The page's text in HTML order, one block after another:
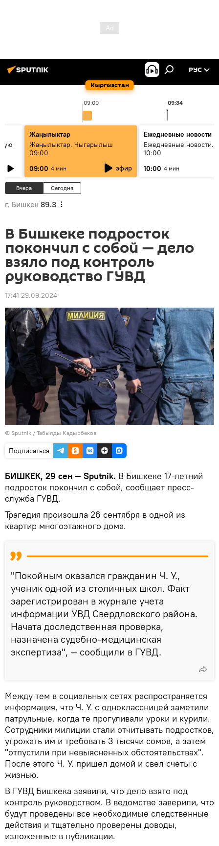
Кыргызстан
РУС
09:00 09:34
Жаңылыктар
Жаңылыктар. Чыгарылыш
09:00
09:00 4 мин эфир
Ежедневные новости
Ежедневные новости.
10:00
10:00 4 мин
Вчера Сегодня
г. Бишкек 89.3
В Бишкеке подросток
покончил с собой — дело
взяло под контроль
руководство ГУВД
17:41 29.09.2024
© Sputnik / Табылды Кадырбеков
Подписаться
БИШКЕК, 29 сен — Sputnik. В Бишкеке 17-летний
подросток покончил с собой, сообщает пресс-
служба ГУВД.
Трагедия произошла 26 сентября в одной из
квартир многоэтажного дома.
"Покойным оказался гражданин Ч. У.,
ученик одной из столичных школ. Факт
зарегистрирован в журнале учета
информации УВД Свердловского района.
Начата доследственная проверка,
назначена судебно-медицинская
экспертиза", — сообщили в ГУВД.
Между тем в социальных сетях распространяется
информация, что Ч. У. с одноклассницей заметили
патрульные, когда те прогуливали уроки и курили.
Сотрудники милиции стали отчитывать подростков,
угрожать им и требовать 3 тысячи сомов, а затем
"отпустили при невыясненных обстоятельствах".
После этого Ч. У. пришел домой и свел счеты с
жизнью.
В ГУВД Бишкека заявили, что дело взято под
контроль руководством. В ведомстве заверили, что
будут проведены все необходимые следственные
действия и тщательно проверены доводы,
изложенные в публикации.